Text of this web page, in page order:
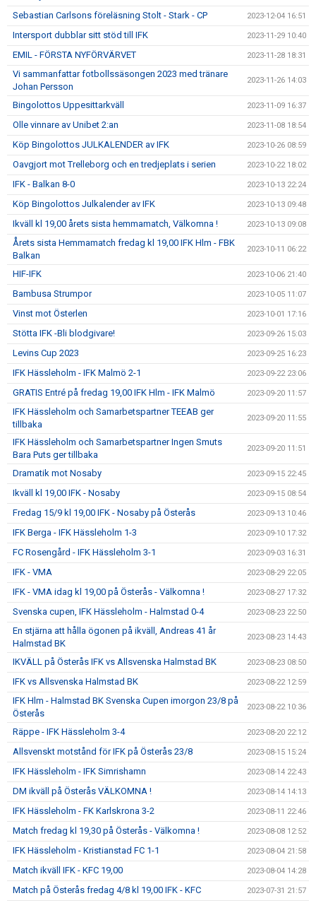
Sebastian Carlsons föreläsning Stolt - Stark - CP 2023-12-04 16:51
Intersport dubblar sitt stöd till IFK 2023-11-29 10:40
EMIL - FÖRSTA NYFÖRVÄRVET 2023-11-28 18:31
Vi sammanfattar fotbollssäsongen 2023 med tränare
Johan Persson
2023-11-26 14:03
Bingolottos Uppesittarkväll 2023-11-09 16:37
Olle vinnare av Unibet 2:an 2023-11-08 18:54
Köp Bingolottos JULKALENDER av IFK 2023-10-26 08:59
Oavgjort mot Trelleborg och en tredjeplats i serien 2023-10-22 18:02
IFK - Balkan 8-0 2023-10-13 22:24
Köp Bingolottos Julkalender av IFK 2023-10-13 09:48
Ikväll kl 19,00 årets sista hemmamatch, Välkomna ! 2023-10-13 09:08
Årets sista Hemmamatch fredag kl 19,00 IFK Hlm - FBK
Balkan
2023-10-11 06:22
HIF-IFK 2023-10-06 21:40
Bambusa Strumpor 2023-10-05 11:07
Vinst mot Österlen 2023-10-01 17:16
Stötta IFK -Bli blodgivare! 2023-09-26 15:03
Levins Cup 2023 2023-09-25 16:23
IFK Hässleholm - IFK Malmö 2-1 2023-09-22 23:06
GRATIS Entré på fredag 19,00 IFK Hlm - IFK Malmö 2023-09-20 11:57
IFK Hässleholm och Samarbetspartner TEEAB ger
tillbaka
2023-09-20 11:55
IFK Hässleholm och Samarbetspartner Ingen Smuts
Bara Puts ger tillbaka
2023-09-20 11:51
Dramatik mot Nosaby 2023-09-15 22:45
Ikväll kl 19,00 IFK - Nosaby 2023-09-15 08:54
Fredag 15/9 kl 19,00 IFK - Nosaby på Österås 2023-09-13 10:46
IFK Berga - IFK Hässleholm 1-3 2023-09-10 17:32
FC Rosengård - IFK Hässleholm 3-1 2023-09-03 16:31
IFK - VMA 2023-08-29 22:05
IFK - VMA idag kl 19,00 på Österås - Välkomna ! 2023-08-27 17:32
Svenska cupen, IFK Hässleholm - Halmstad 0-4 2023-08-23 22:50
En stjärna att hålla ögonen på ikväll, Andreas 41 år
Halmstad BK
2023-08-23 14:43
IKVÄLL på Österås IFK vs Allsvenska Halmstad BK 2023-08-23 08:50
IFK vs Allsvenska Halmstad BK 2023-08-22 12:59
IFK Hlm - Halmstad BK Svenska Cupen imorgon 23/8 på
Österås
2023-08-22 10:36
Räppe - IFK Hässleholm 3-4 2023-08-20 22:12
Allsvenskt motstånd för IFK på Österås 23/8 2023-08-15 15:24
IFK Hässleholm - IFK Simrishamn 2023-08-14 22:43
DM ikväll på Österås VÄLKOMNA ! 2023-08-14 14:13
IFK Hässleholm - FK Karlskrona 3-2 2023-08-11 22:46
Match fredag kl 19,30 på Österås - Välkomna ! 2023-08-08 12:52
IFK Hässleholm - Kristianstad FC 1-1 2023-08-04 21:58
Match ikväll IFK - KFC 19,00 2023-08-04 14:28
Match på Österås fredag 4/8 kl 19,00 IFK - KFC 2023-07-31 21:57